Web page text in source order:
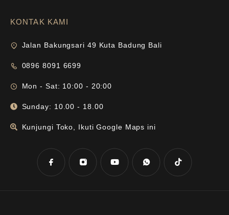
KONTAK KAMI
Jalan Bakungsari 49 Kuta Badung Bali
0896 8091 6699
Mon - Sat: 10:00 - 20:00
Sunday: 10.00 - 18.00
Kunjungi Toko, Ikuti Google Maps ini